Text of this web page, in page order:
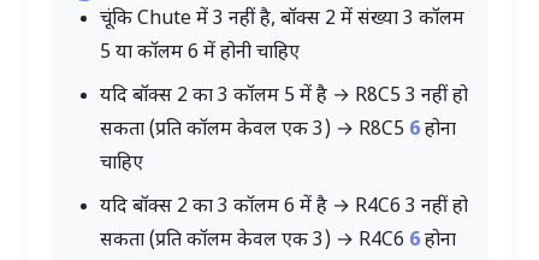
चूंकि Chute में 3 नहीं है, बॉक्स 2 में संख्या 3 कॉलम
5 या कॉलम 6 में होनी चाहिए
यदि बॉक्स 2 का 3 कॉलम 5 में है → R8C5 3 नहीं हो
सकता (प्रति कॉलम केवल एक 3) → R8C5 6होना
चाहिए
यदि बॉक्स 2 का 3 कॉलम 6 में है → R4C6 3 नहीं हो
सकता (प्रति कॉलम केवल एक 3) → R4C6 6होना